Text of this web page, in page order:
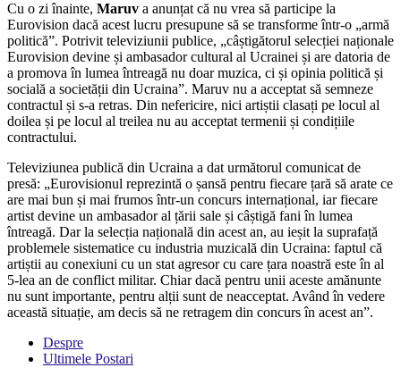
Cu o zi înainte, Maruv a anunțat că nu vrea să participe la
Eurovision dacă acest lucru presupune să se transforme într-o „armă
politică”. Potrivit televiziunii publice, „câștigătorul selecției naționale
Eurovision devine și ambasador cultural al Ucrainei și are datoria de
a promova în lumea întreagă nu doar muzica, ci și opinia politică și
socială a societății din Ucraina”. Maruv nu a acceptat să semneze
contractul și s-a retras. Din nefericire, nici artiștii clasați pe locul al
doilea și pe locul al treilea nu au acceptat termenii și condițiile
contractului.
Televiziunea publică din Ucraina a dat următorul comunicat de
presă: „Eurovisionul reprezintă o șansă pentru fiecare țară să arate ce
are mai bun și mai frumos într-un concurs internațional, iar fiecare
artist devine un ambasador al țării sale și câștigă fani în lumea
întreagă. Dar la selecția națională din acest an, au ieșit la suprafață
problemele sistematice cu industria muzicală din Ucraina: faptul că
artiștii au conexiuni cu un stat agresor cu care țara noastră este în al
5-lea an de conflict militar. Chiar dacă pentru unii aceste amănunte
nu sunt importante, pentru alții sunt de neacceptat. Având în vedere
această situație, am decis să ne retragem din concurs în acest an”.
Despre
Ultimele Postari